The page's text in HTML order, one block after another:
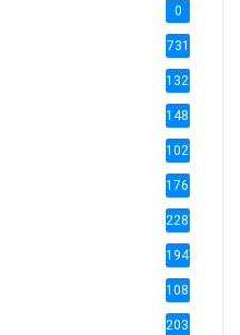
0
731
1321
1488
1027
1769
2287
1947
1088
2035